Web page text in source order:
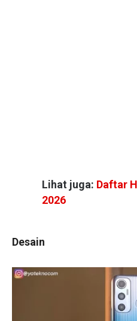
Lihat juga: Daftar
2026
Desain